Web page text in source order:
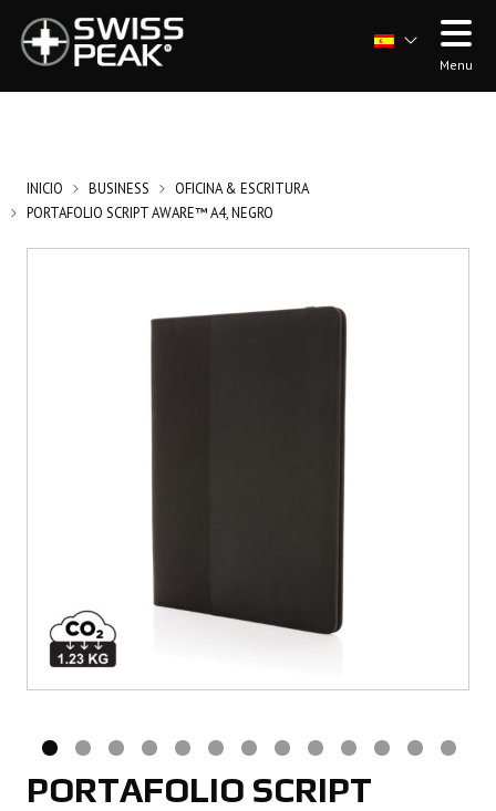
Menu
INICIO BUSINESS
OFICINA & ESCRITURA
PORTAFOLIO SCRIPT AWARE™ A4, NEGRO
PORTAFOLIO SCRIPT